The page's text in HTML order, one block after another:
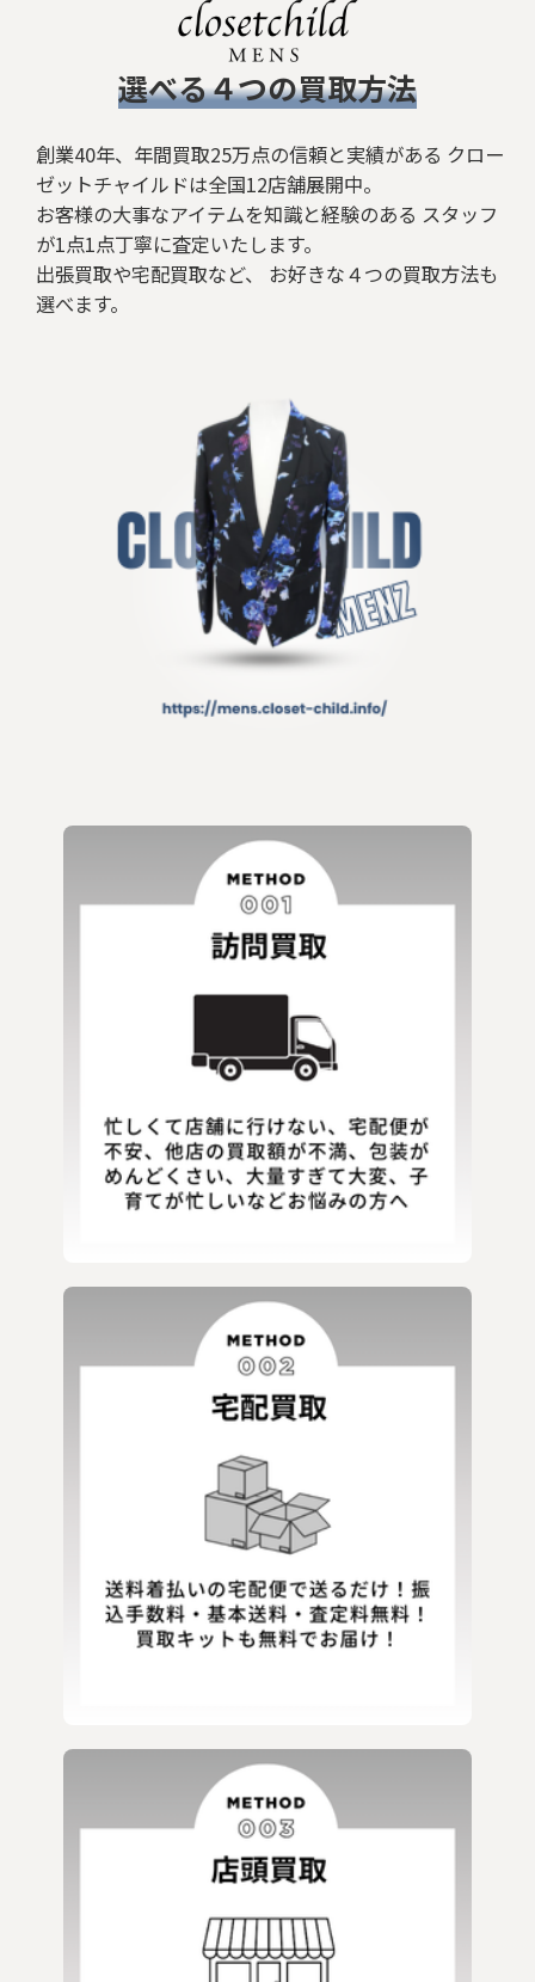
​選べる４つの買取方法
創業40年、年間買取25万点の信頼と実績がある クロー
ゼットチャイルドは全国12店舗展開中。
お客様の大事なアイテムを知識と経験のある スタッフ
が1点1点丁寧に査定いたします。
出張買取や宅配買取など、 お好きな４つの買取方法も
選べます。